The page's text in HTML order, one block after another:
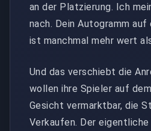
an der Platzierung. Ich
nach. Dein Autogramm
ist manchmal mehr wert
Und das verschiebt die
wollen ihre Spieler auf
Gesicht vermarktbar, die
Verkaufen. Der